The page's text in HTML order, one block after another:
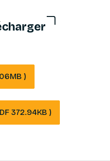
)
372.94KB )